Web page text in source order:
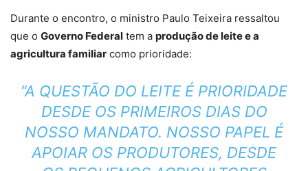
Durante o encontro, o ministro Paulo Teixeira ressaltou
que o Governo Federal tem a produção de leite e a
agricultura familiar como prioridade:
“A QUESTÃO DO LEITE É PRIORIDADE
DESDE OS PRIMEIROS DIAS DO
NOSSO MANDATO. NOSSO PAPEL É
APOIAR OS PRODUTORES, DESDE